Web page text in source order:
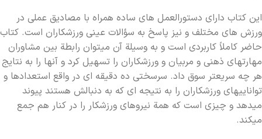
اين کتاب داراي دستورالعمل هاي ساده همراه با مصاديق عملي در
ورزش هاي مختلف و نيز پاسخ به سؤالات عيني ورزشکاران است. کتاب
حاضر کاملاً کاربردي است و به وسيلة آن ميتوان رابطة بين مشاوران
مهارتهاي ذهني و مربيان و ورزشکاران را تسهيل کرد و آنها را به نتايج
هر چه سريعتر سوق داد. سرسختي ده دقيقه اي در واقع استعدادها و
تواناييهاي ورزشکاران را به نتيجه اي که به دنبالش هستند پيوند
ميدهد و چيزي است که همة نيروهاي ورزشکار را در کنار هم جمع
ميکند.